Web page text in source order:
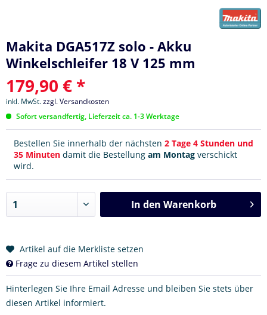
Makita DGA517Z solo - Akku
Winkelschleifer 18 V 125 mm
179,90 € *
inkl. MwSt.zzgl. Versandkosten
Sofort versandfertig, Lieferzeit ca. 1-3 Werktage
Bestellen Sie innerhalb der nächsten 2 Tage 4 Stunden und
35 Minuten damit die Bestellung am Montag verschickt
wird.
In den Warenkorb
Artikel auf die Merkliste setzen
Frage zu diesem Artikel stellen
Hinterlegen Sie Ihre Email Adresse und bleiben Sie stets über
diesen Artikel informiert.